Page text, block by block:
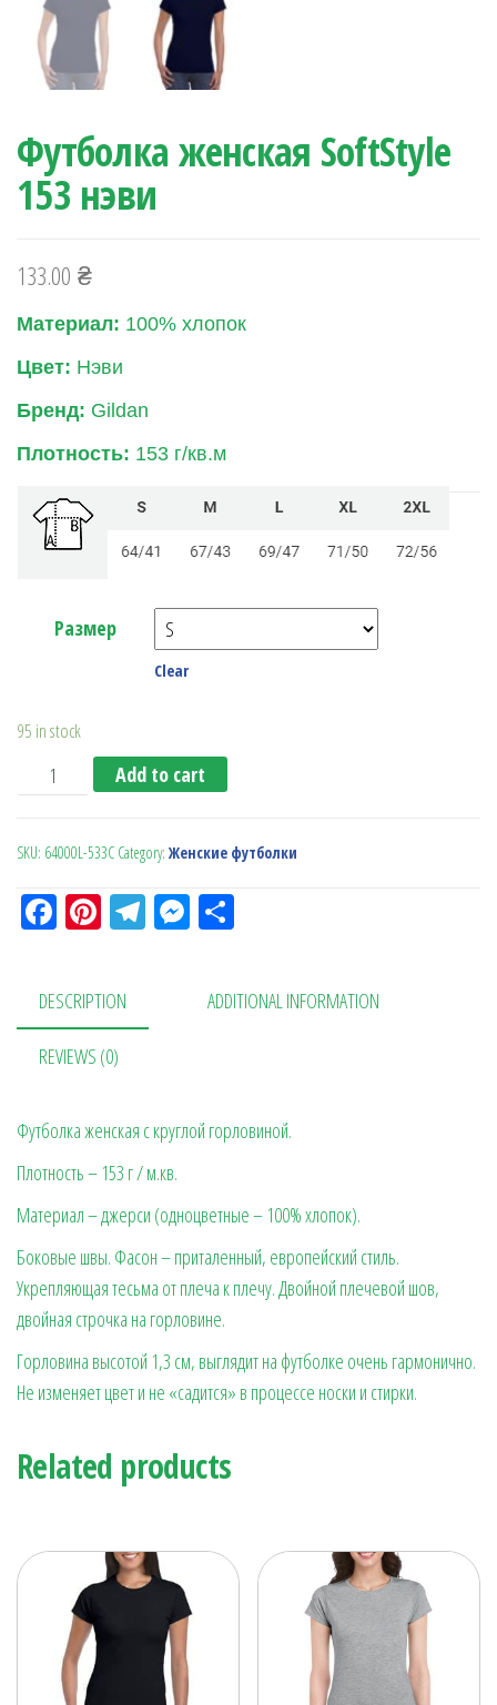
Футболка женская SoftStyle
153 нэви
133.00 ₴
Материал: 100% хлопок
Цвет: Нэви
Бренд: Gildan
Плотность: 153 г/кв.м
Размер
Clear
95 in stock
Футболка женская SoftStyle 153 нэви quantity
Add to cart
SKU: 64000L-533C Category: Женские футболки
Fa
bo
ok
Pi
er
es
t
Te
a
M
se
n
ра
в
DESCRIPTION ADDITIONAL INFORMATION
REVIEWS (0)
Футболка женская с круглой горловиной.
Плотность – 153 г / м.кв.
Материал – джерси (одноцветные – 100% хлопок).
Боковые швы. Фасон – приталенный, европейский стиль.
Укрепляющая тесьма от плеча к плечу. Двойной плечевой шов,
двойная строчка на горловине.
Горловина высотой 1,3 см, выглядит на футболке очень гармонично.
Не изменяет цвет и не «садится» в процессе носки и стирки.
Related products